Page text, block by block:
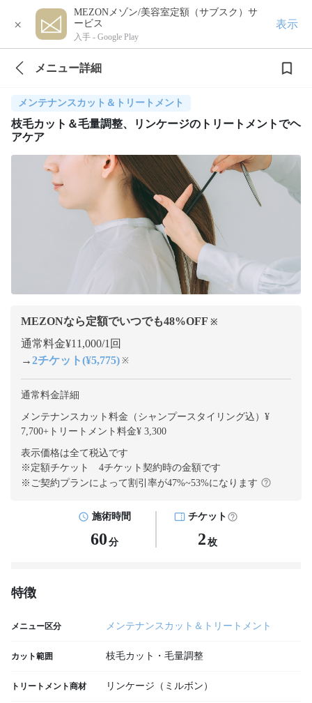
×
MEZONメゾン/美容室定額（サブスク）サ
ービス
入手 - Google Play
表示
メニュー詳細
メンテナンスカット＆トリートメント
枝毛カット＆毛量調整、リンケージのトリートメントでヘ
アケア
MEZONなら定額でいつでも48%OFF ※
通常料金¥11,000/1回
→2チケット(¥5,775) ※
通常料金詳細
メンテナンスカット料金（シャンプースタイリング込）¥
7,700+ トリートメント料金¥ 3,300
表示価格は全て税込です
※定額チケット 4チケット契約時の金額です
※ご契約プランによって割引率が47%~53%になります
施術時間
60 分
チケット
2 枚
特徴
メニュー区分 メンテナンスカット＆トリートメント
カット範囲 枝毛カット・毛量調整
トリートメント商材 リンケージ（ミルボン）